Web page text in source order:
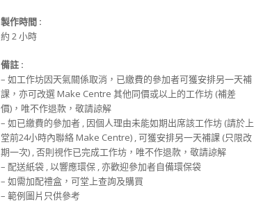
製作時間 :
約 2 小時
備註 :
– 如工作坊因天氣關係取消，已繳費的參加者可獲安排另一天補
課，亦可改選 Make Centre 其他同價或以上的工作坊 (補差
價)，唯不作退款，敬請諒解
– 如已繳費的參加者 , 因個人理由未能如期出席該工作坊 (請於上
堂前24小時內聯絡 Make Centre) , 可獲安排另一天補課 (只限改
期一次) , 否則視作已完成工作坊，唯不作退款，敬請諒解
– 配送紙袋 , 以響應環保 , 亦歡迎參加者自備環保袋
– 如需加配禮盒，可堂上查詢及購買
– 範例圖片只供參考